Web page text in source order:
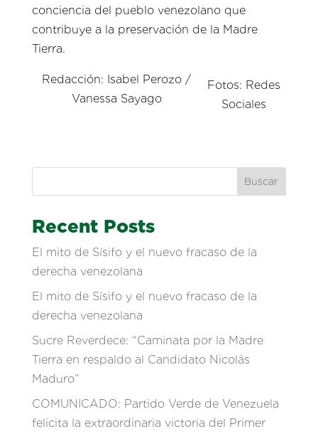
conciencia del pueblo venezolano que
contribuye a la preservación de la Madre
Tierra.
Redacción: Isabel Perozo /
Vanessa Sayago
Fotos: Redes
Sociales
Buscar
Recent Posts
El mito de Sísifo y el nuevo fracaso de la
derecha venezolana
El mito de Sísifo y el nuevo fracaso de la
derecha venezolana
Sucre Reverdece: “Caminata por la Madre
Tierra en respaldo al Candidato Nicolás
Maduro”
COMUNICADO: Partido Verde de Venezuela
felicita la extraordinaria victoria del Primer